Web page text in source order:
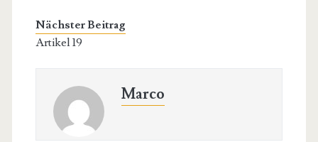
Nächster Beitrag
Artikel 19
Marco